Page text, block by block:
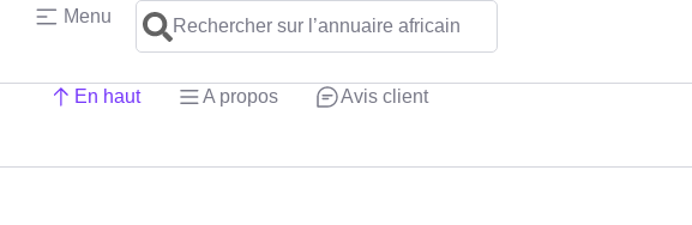
Menu Rechercher sur l’annuaire africain
En haut A propos Avis client